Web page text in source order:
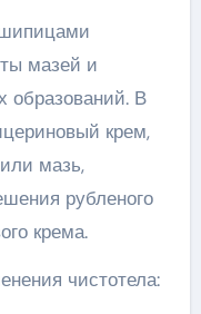
мазей и
образований. В
крем,
мазь,
рубленого
крема.
чистотела: